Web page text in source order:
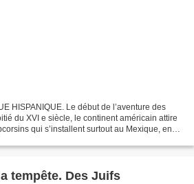
HISPANIQUE. Le début de l’aventure des
du XVI e siècle, le continent américain attire
qui s’installent surtout au Mexique, en
Des Juifs